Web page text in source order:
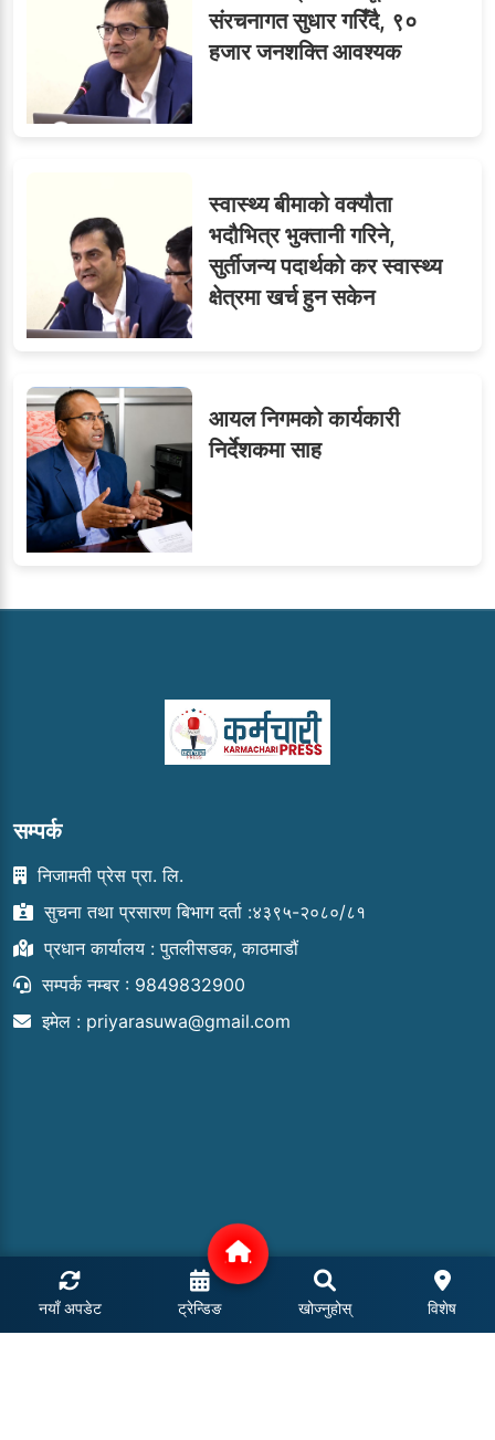
संरचनागत सुधार गरिँदै, ९०
हजार जनशक्ति आवश्यक
स्वास्थ्य बीमाको वक्यौता
भदौभित्र भुक्तानी गरिने,
सुर्तीजन्य पदार्थको कर स्वास्थ्य
क्षेत्रमा खर्च हुन सकेन
आयल निगमको कार्यकारी
निर्देशकमा साह
सम्पर्क
निजामती प्रेस प्रा. लि.
सुचना तथा प्रसारण बिभाग दर्ता :४३९५-२०८०/८१
प्रधान कार्यालय : पुतलीसडक, काठमाडौं
सम्पर्क नम्बर : 9849832900
इमेल : priyarasuwa@gmail.com
नयाँ अपडेट ट्रेन्डिङ खोज्नुहोस् विशेष